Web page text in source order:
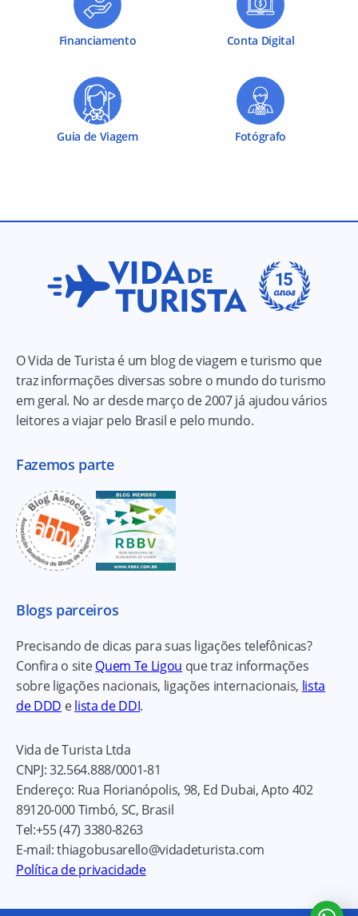
Financiamento Conta Digital
Guia de Viagem Fotógrafo
O Vida de Turista é um blog de viagem e turismo que
traz informações diversas sobre o mundo do turismo
em geral. No ar desde março de 2007 já ajudou vários
leitores a viajar pelo Brasil e pelo mundo.
Fazemos parte
Blogs parceiros
Precisando de dicas para suas ligações telefônicas?
Confira o siteQuem Te Ligou que traz informações
sobre ligações nacionais, ligações internacionais, lista
de DDD elista de DDI.
Vida de Turista Ltda
CNPJ:32.564.888/0001-81
Endereço: Rua Florianópolis, 98, Ed Dubai, Apto 402
89120-000Timbó, SC, Brasil
Tel:+55 (47) 3380-8263
E-mail:thiagobusarello@vidadeturista.com
Política de privacidade